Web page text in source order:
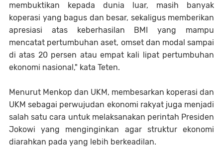
membuktikan kepada dunia luar, masih banyak
koperasi yang bagus dan besar, sekaligus memberikan
apresiasi atas keberhasilan BMI yang mampu
mencatat pertumbuhan aset, omset dan modal sampai
di atas 20 persen atau empat kali lipat pertumbuhan
ekonomi nasional," kata Teten.
Menurut Menkop dan UKM, membesarkan koperasi dan
UKM sebagai perwujudan ekonomi rakyat juga menjadi
salah satu cara untuk melaksanakan perintah Presiden
Jokowi yang menginginkan agar struktur ekonomi
diarahkan pada yang lebih berkeadilan.